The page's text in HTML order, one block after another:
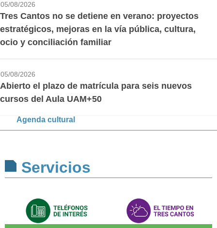
05/08/2026
Tres Cantos no se detiene en verano: proyectos
estratégicos, mejoras en la vía pública, cultura,
ocio y conciliación familiar
05/08/2026
Abierto el plazo de matrícula para seis nuevos
cursos del Aula UAM+50
Agenda cultural
Servicios